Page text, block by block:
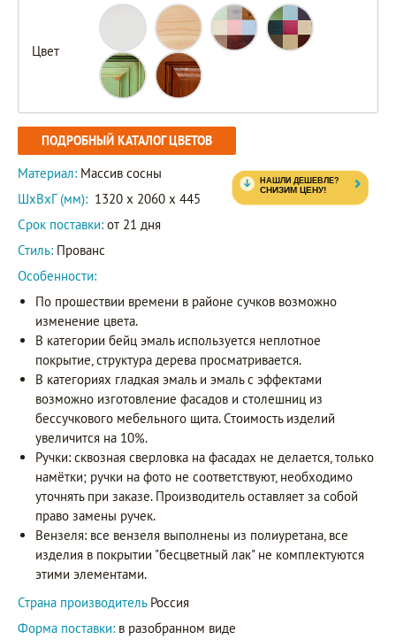
Цвет
ПОДРОБНЫЙ КАТАЛОГ ЦВЕТОВ
Материал: Массив сосны
ШxВxГ (мм): 1320 x 2060 x 445
Срок поставки: от 21 дня
Стиль: Прованс
Особенности:
По прошествии времени в районе сучков возможно
изменение цвета.
В категории бейц эмаль используется неплотное
покрытие, структура дерева просматривается.
В категориях гладкая эмаль и эмаль с эффектами
возможно изготовление фасадов и столешниц из
бессучкового мебельного щита. Стоимость изделий
увеличится на 10%.
Ручки: сквозная сверловка на фасадах не делается, только
намётки; ручки на фото не соответствуют, необходимо
уточнять при заказе. Производитель оставляет за собой
право замены ручек.
Вензеля: все вензеля выполнены из полиуретана, все
изделия в покрытии "бесцветный лак" не комплектуются
этими элементами.
Страна производитель Россия
Форма поставки: в разобранном виде